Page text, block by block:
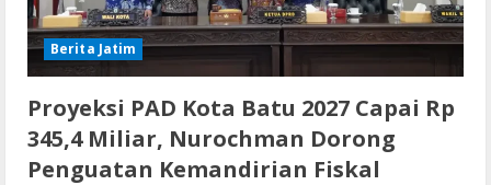
Berita Jatim
Proyeksi PAD Kota Batu 2027 Capai Rp
345,4 Miliar, Nurochman Dorong
Penguatan Kemandirian Fiskal